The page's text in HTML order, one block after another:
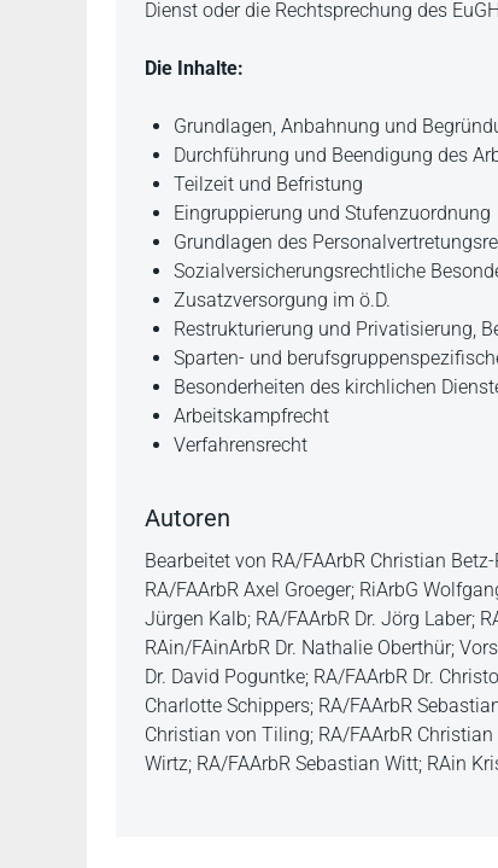
Dienst oder die Rechtsprechung des
Die Inhalte:
Grundlagen, Anbahnung und
Durchführung und Beendigung des
Teilzeit und Befristung
Eingruppierung und Stufenzuordnung
Grundlagen des
Sozialversicherungsrechtliche
Zusatzversorgung im ö.D.
Restrukturierung und Privatisierung,
Sparten- und
Besonderheiten des kirchlichen
Arbeitskampfrecht
Verfahrensrecht
Autoren
Bearbeitet von RA/FAArbR Christian
RA/FAArbR Axel Groeger; RiArbG
Jürgen Kalb; RA/FAArbR Dr. Jörg Laber;
RAin/FAinArbR Dr. Nathalie Oberthür;
Dr. David Poguntke; RA/FAArbR Dr.
Charlotte Schippers; RA/FAArbR
Christian von Tiling; RA/FAArbR Christian
Wirtz; RA/FAArbR Sebastian Witt; RAin